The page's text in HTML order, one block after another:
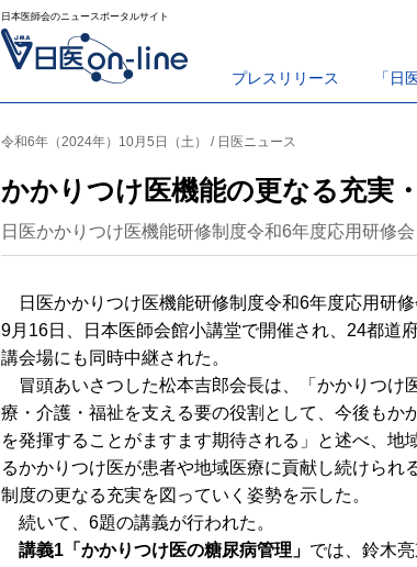
日本医師会のニュースポータルサイト
プレスリリース 「日
令和6年（2024年）10月5日（土） / 日医ニュース
かかりつけ医機能の更なる充実
日医かかりつけ医機能研修制度令和6年度応用研修会
日医かかりつけ医機能研修制度令和6年度応用研
9月16日、日本医師会館小講堂で開催され、24都道
講会場にも同時中継された。
冒頭あいさつした松本吉郎会長は、「かかりつけ
療・介護・福祉を支える要の役割として、今後もか
を発揮することがますます期待される」と述べ、地
るかかりつけ医が患者や地域医療に貢献し続けられ
制度の更なる充実を図っていく姿勢を示した。
続いて、6題の講義が行われた。
講義1「かかりつけ医の糖尿病管理」 では、鈴木